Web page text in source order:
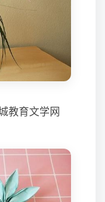
教育文学网